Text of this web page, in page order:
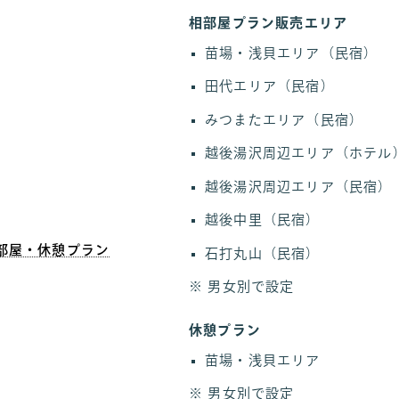
屋・休憩プラン
相部屋プラン販売エリア
苗場・浅貝エリア（民宿）
田代エリア（民宿）
みつまたエリア（民宿）
越後湯沢周辺エリア（ホテル
越後湯沢周辺エリア（民宿）
越後中里（民宿）
石打丸山（民宿）
男女別で設定
休憩プラン
苗場・浅貝エリア
男女別で設定